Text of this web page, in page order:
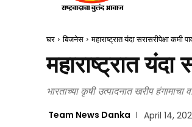
घर बिजनेस महाराष्ट्रात यंदा सरासरीपेक्षा कमी
महाराष्ट्रात यंदा
भारताच्या कृषी उत्पादनात खरीप
Team News Danka April 14,